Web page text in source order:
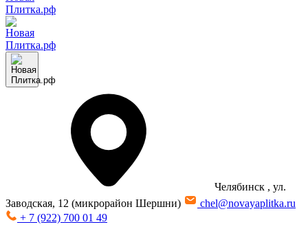
Челябинск , ул.
Заводская, 12 (микрорайон Шершни)
chel@novayaplitka.ru
+ 7 (922) 700 01 49